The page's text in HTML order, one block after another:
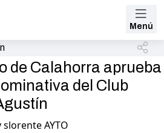
Menú
de Calahorra aprueba
del Club
AYTO